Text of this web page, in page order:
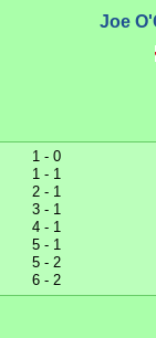
Joe
1 - 0
1 - 1
2 - 1
3 - 1
4 - 1
5 - 1
5 - 2
6 - 2